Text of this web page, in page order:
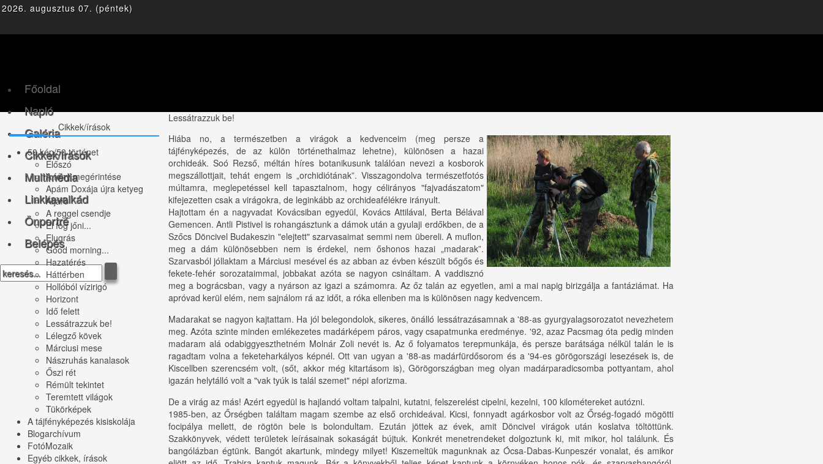
2026. augusztus 07. (péntek)
Főoldal
Napló
Galéria
Cikkek/írások
Multimédia
Linkkavalkád
Önportré
Belépés
Lessátrazzuk be!
Hiába no, a természetben a virágok a kedvenceim (meg persze a
tájfényképezés, de az külön történethalmaz lehetne), különösen a hazai
orchideák. Soó Rezső, méltán híres botanikusunk találóan nevezi a kosborok
megszállottjait, tehát engem is „orchidiótának”. Visszagondolva természetfotós
múltamra, meglepetéssel kell tapasztalnom, hogy célirányos "fajvadászatom"
kifejezetten csak a virágokra, de leginkább az orchideafélékre irányult.
Hajtottam én a nagyvadat Kovácsiban egyedül, Kovács Attilával, Berta Bélával
Gemencen. Antli Pistivel is rohangásztunk a dámok után a gyulaji erdőkben, de a
Szőcs Döncivel Budakeszin "elejtett" szarvasaimat semmi nem übereli. A muflon,
meg a dám különösebben nem is érdekel, nem őshonos hazai „madarak”.
Szarvasból jóllaktam a Márciusi mesével és az abban az évben készült bőgős és
fekete-fehér sorozataimmal, jobbakat azóta se nagyon csináltam. A vaddisznó
meg a bográcsban, vagy a nyárson az igazi a számomra. Az őz talán az egyetlen, ami a mai napig birizgálja a fantáziámat. Ha
apróvad kerül elém, nem sajnálom rá az időt, a róka ellenben ma is különösen nagy kedvencem.
Madarakat se nagyon kajtattam. Ha jól belegondolok, sikeres, önálló lessátrazásamnak a '88-as gyurgyalagsorozatot nevezhetem
meg. Azóta szinte minden emlékezetes madárképem páros, vagy csapatmunka eredménye. '92, azaz Pacsmag óta pedig minden
madaram alá odabiggyeszthetném Molnár Zoli nevét is. Az ő folyamatos terepmunkája, és persze barátsága nélkül talán le is
ragadtam volna a feketeharkályos képnél. Ott van ugyan a '88-as madárfürdősorom és a '94-es görögországi lesezések is, de
Kiscellben szerencsém volt, (sőt, akkor még kitartásom is), Görögországban meg olyan madárparadicsomba pottyantam, ahol
igazán helytálló volt a "vak tyúk is talál szemet" népi aforizma.
De a virág az más! Azért egyedül is hajlandó voltam talpalni, kutatni, felszerelést cipelni, kezelni, 100 kilométereket autózni.
1985-ben, az Őrségben találtam magam szembe az első orchideával. Kicsi, fonnyadt agárkosbor volt az Őrség-fogadó mögötti
focipálya mellett, de rögtön bele is bolondultam. Ezután jöttek az évek, amit Döncivel virágok után koslatva töltöttünk.
Szakkönyvek, védett területek leírásainak sokaságát bújtuk. Konkrét menetrendeket dolgoztunk ki, mit mikor, hol találunk. És
bangólázban égtünk. Bangót akartunk, mindegy milyet! Kiszemeltük magunknak az Ócsa-Dabas-Kunpeszér vonalat, és amikor
Cikkek/írások
50 kép/50 történet
Előszó
A fény megérintése
Apám Doxája újra ketyeg
Átjáró
A reggel csendje
El fog jőni...
Elugrás
Good morning...
Hazatérés
Háttérben
Hollóból vízirigó
Horizont
Idő felett
Lessátrazzuk be!
Lélegző kövek
Márciusi mese
Nászruhás kanalasok
Őszi rét
Rémült tekintet
Teremtett világok
Tükörképek
A tájfényképezés kisiskolája
Blogarchívum
FotóMozaik
Egyéb cikkek, írások